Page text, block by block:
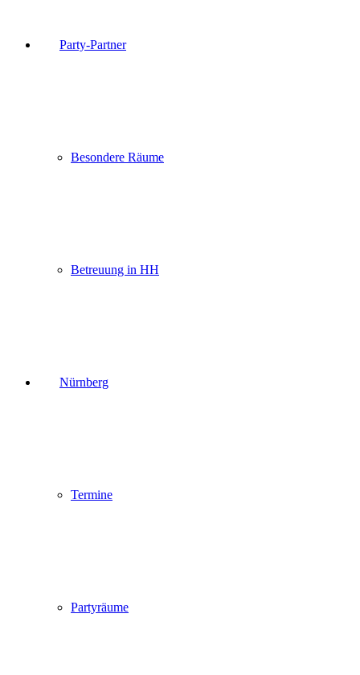
Party-Partner
Besondere Räume
Betreuung in HH
Nürnberg
Termine
Partyräume